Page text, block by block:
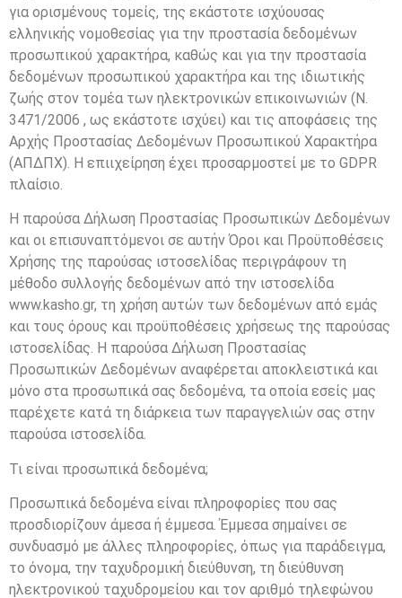
για ορισμένους τομείς, της εκάστοτε ισχύουσας
ελληνικής νομοθεσίας για την προστασία δεδομένων
προσωπικού χαρακτήρα, καθώς και για την προστασία
δεδομένων προσωπικού χαρακτήρα και της ιδιωτικής
ζωής στον τομέα των ηλεκτρονικών επικοινωνιών (Ν.
3471/2006 , ως εκάστοτε ισχύει) και τις αποφάσεις της
Αρχής Προστασίας Δεδομένων Προσωπικού Χαρακτήρα
(ΑΠΔΠΧ). Η επιιχείρηση έχει προσαρμοστεί με το GDPR
πλαίσιο.
Η παρούσα Δήλωση Προστασίας Προσωπικών Δεδομένων
και οι επισυναπτόμενοι σε αυτήν Όροι και Προϋποθέσεις
Χρήσης της παρούσας ιστοσελίδας περιγράφουν τη
μέθοδο συλλογής δεδομένων από την ιστοσελίδα
www.kasho.gr, τη χρήση αυτών των δεδομένων από εμάς
και τους όρους και προϋποθέσεις χρήσεως της παρούσας
ιστοσελίδας. Η παρούσα Δήλωση Προστασίας
Προσωπικών Δεδομένων αναφέρεται αποκλειστικά και
μόνο στα προσωπικά σας δεδομένα, τα οποία εσείς μας
παρέχετε κατά τη διάρκεια των παραγγελιών σας στην
παρούσα ιστοσελίδα.
Τι είναι προσωπικά δεδομένα;
Προσωπικά δεδομένα είναι πληροφορίες που σας
προσδιορίζουν άμεσα ή έμμεσα. Έμμεσα σημαίνει σε
συνδυασμό με άλλες πληροφορίες, όπως για παράδειγμα,
το όνομα, την ταχυδρομική διεύθυνση, τη διεύθυνση
ηλεκτρονικού ταχυδρομείου και τον αριθμό τηλεφώνου